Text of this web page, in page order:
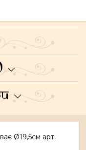
Ø19,5см арт.